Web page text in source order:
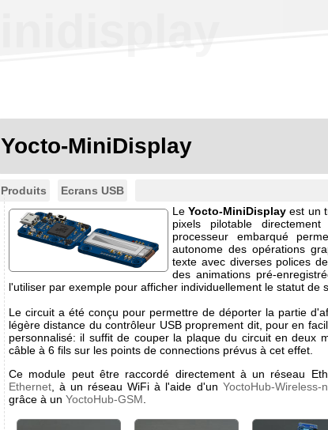
Yocto-MiniDisplay
Produits
Ecrans USB
LeYocto-MiniDisplay est un
pixels pilotable
processeur embarqué
autonome des opérations
texte avec diverses polices
des animations pré-
l'utiliser par exemple pour afficher individuellement le statut de
Le circuit a été conçu pour permettre de déporter la partie
légère distance du contrôleur USB proprement dit, pour en
personnalisé: il suffit de couper la plaque du circuit en deux
câble à 6 fils sur les points de connections prévus à cet effet.
Ce module peut être raccordé directement à un réseau
Ethernet , à un réseau WiFi à l'aide d'un YoctoHub-Wireless-n
grâce à un YoctoHub-GSM